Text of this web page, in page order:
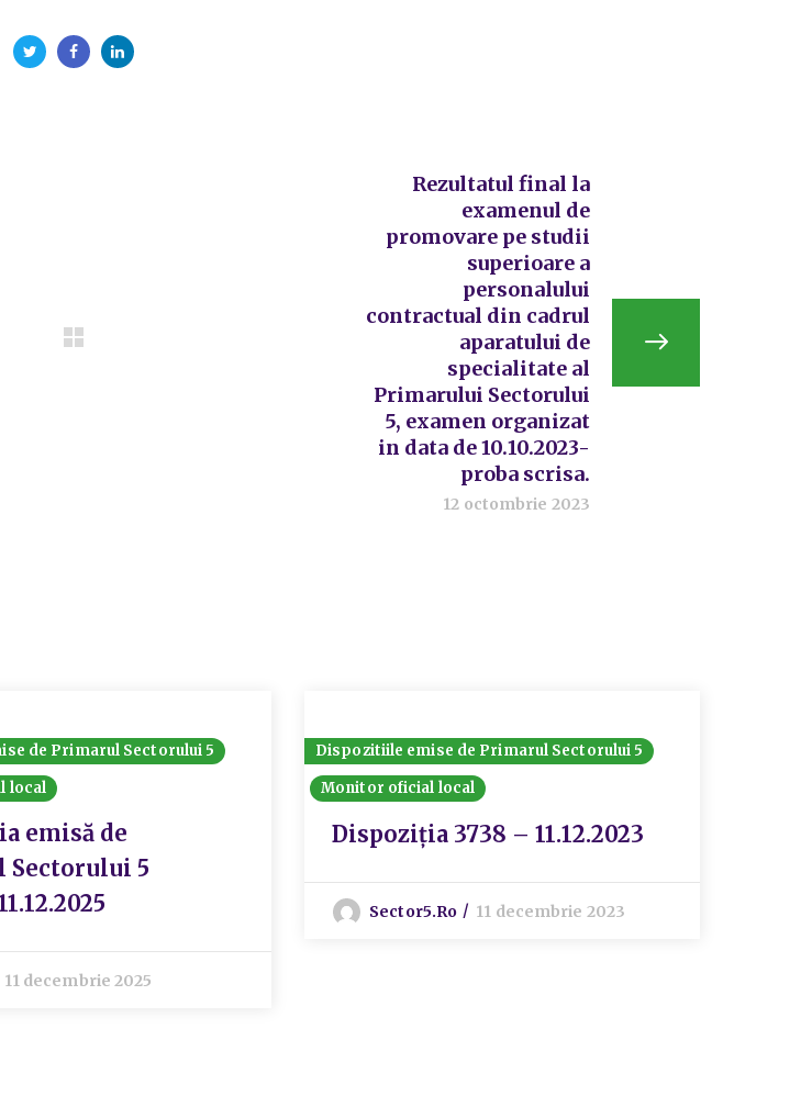
Rezultatul final la
examenul de
promovare pe studii
superioare a
personalului
contractual din cadrul
aparatului de
specialitate al
Primarului Sectorului
5, examen organizat
in data de 10.10.2023-
proba scrisa.
12 octombrie 2023
de Primarul Sectorului 5
local
emisă de
Sectorului 5
11 decembrie 2025
Dispozitiile emise de Primarul Sectorului 5
Monitor oficial local
Dispoziția 3738 – 11.12.2023
Sector5.ro 11 decembrie 2023